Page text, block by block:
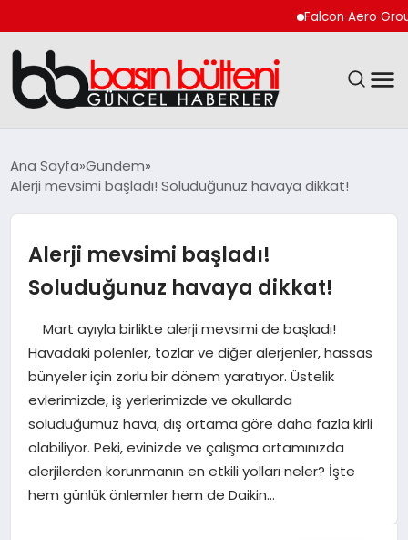
Falcon Aero Group,
GÜNCEL
EKONOMI
MAGAZIN
SAĞLIK
SPOR
TEKNOLOJI
YAŞAM
Ana Sayfa Gündem
Alerji mevsimi başladı! Soluduğunuz havaya dikkat!
Alerji mevsimi başladı!
Soluduğunuz havaya dikkat!
Mart ayıyla birlikte alerji mevsimi de başladı!
Havadaki polenler, tozlar ve diğer alerjenler, hassas
bünyeler için zorlu bir dönem yaratıyor. Üstelik
evlerimizde, iş yerlerimizde ve okullarda
soluduğumuz hava, dış ortama göre daha fazla kirli
olabiliyor. Peki, evinizde ve çalışma ortamınızda
alerjilerden korunmanın en etkili yolları neler? İşte
hem günlük önlemler hem de Daikin…